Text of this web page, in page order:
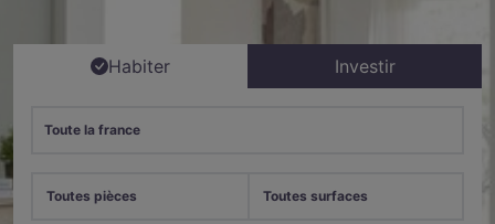
Habiter Investir
Toute la france
Toutes pièces Toutes surfaces